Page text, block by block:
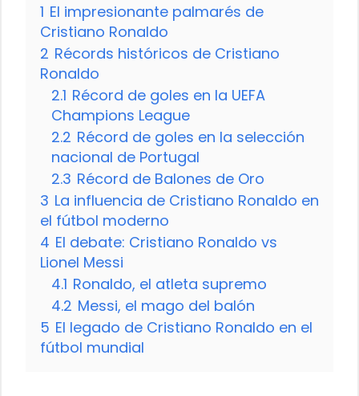
1 El impresionante palmarés de
Cristiano Ronaldo
2 Récords históricos de Cristiano
Ronaldo
2.1 Récord de goles en la UEFA
Champions League
2.2 Récord de goles en la selección
nacional de Portugal
2.3 Récord de Balones de Oro
3 La influencia de Cristiano Ronaldo en
el fútbol moderno
4 El debate: Cristiano Ronaldo vs
Lionel Messi
4.1 Ronaldo, el atleta supremo
4.2 Messi, el mago del balón
5 El legado de Cristiano Ronaldo en el
fútbol mundial